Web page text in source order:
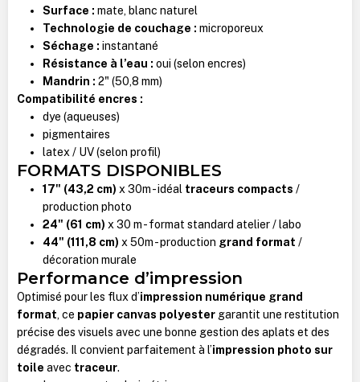
Surface : mate, blanc naturel
Technologie de couchage : microporeux
Séchage : instantané
Résistance à l’eau : oui (selon encres)
Mandrin : 2" (50,8 mm)
Compatibilité encres :
dye (aqueuses)
pigmentaires
latex / UV (selon profil)
FORMATS DISPONIBLES
17" (43,2 cm) x 30m - idéal traceurs compacts /
production photo
24" (61 cm) x 30 m - format standard atelier / labo
44" (111,8 cm) x 50m - production grand format /
décoration murale
Performance d’impression
Optimisé pour les flux d’impression numérique grand
format, ce papier canvas polyestergarantit une restitution
précise des visuels avec une bonne gestion des aplats et des
dégradés. Il convient parfaitement à l’impression photo sur
toile avec traceur.